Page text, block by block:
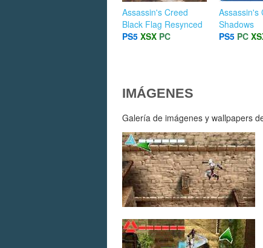
Assassin's Creed
Black Flag Resynced
PS5 XSX PC
Assassin's
Shadows
PS5 PC
IMÁGENES
Galería de imágenes y wallpapers